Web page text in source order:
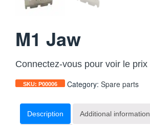
M1 Jaw
Connectez-vous pour voir le prix
SKU: P00006 Category: Spare parts
Description Additional information